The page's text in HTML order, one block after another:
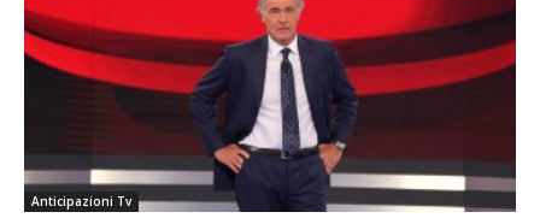
Anticipazioni Tv